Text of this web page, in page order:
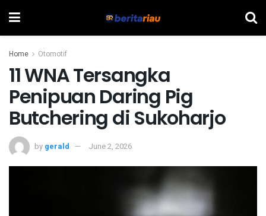
Home Otomotif
11 WNA Tersangka
Penipuan Daring Pig
Butchering di Sukoharjo
by gerald June 2, 2026